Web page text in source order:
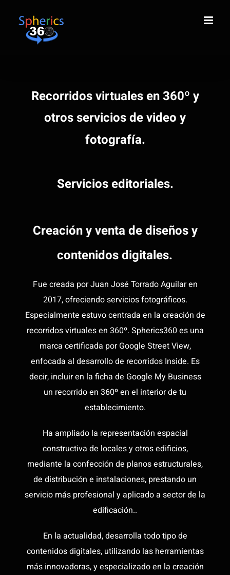
contenido
Recorridos virtuales en 360º y
otros servicios de video y
fotografía.
Servicios editoriales.
Creación y venta de diseños y
contenidos digitales.
Fue creada por Juan José Torrado Aguilar en
2017, ofreciendo servicios fotográficos.
Especialmente estuvo centrada en la creación de
recorridos virtuales en 360º. Spherics360 es una
marca certificada por Google Street View,
enfocada al desarrollo de recorridos Inside. Es
decir, incluir en la ficha de Google My Business
un recorrido en 360º en el interior de tu
establecimiento.
Ha ampliado la representación espacial
constructiva de locales y otros edificios,
mediante la confección de planos estructurales,
de distribución e instalaciones, prestando un
servicio más profesional y aplicado a sector de la
edificación..
En la actualidad, desarrolla todo tipo de
contenidos digitales, utilizando las herramientas
más innovadoras, y especializado en la creación